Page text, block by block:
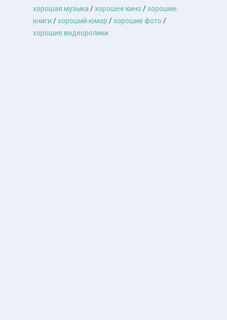
хорошая музыкa /хорошее кино /хорошие
книги /хороший юмор /хорошие фото /
хорошие видеоролики